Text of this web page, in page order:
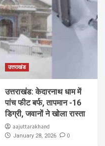
उत्तराखंड
उत्तराखंड: केदारनाथ धाम में
पांच फीट बर्फ, तापमान -16
डिग्री, जवानों ने खोला रास्ता
aajuttarakhand
January 28, 2026 0